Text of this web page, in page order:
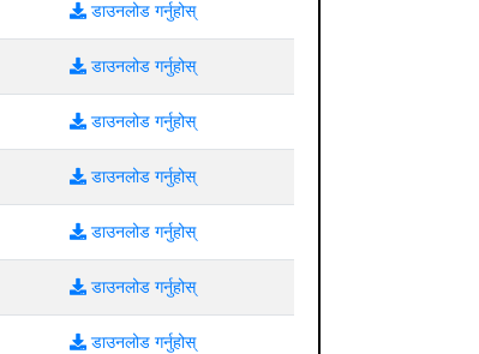
डाउनलोड गर्नुहोस्
डाउनलोड गर्नुहोस्
डाउनलोड गर्नुहोस्
डाउनलोड गर्नुहोस्
डाउनलोड गर्नुहोस्
डाउनलोड गर्नुहोस्
डाउनलोड गर्नुहोस्